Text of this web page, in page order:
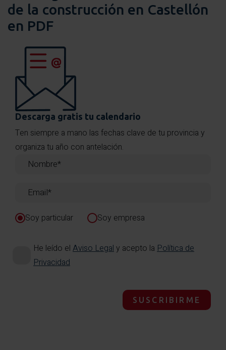
de la construcción en Castellón
en PDF
Descarga gratis tu calendario
Ten siempre a mano las fechas clave de tu provincia y
organiza tu año con antelación.
Soy particular Soy empresa
He leído elAviso Legaly acepto laPolítica de
Privacidad
SUSCRIBIRME